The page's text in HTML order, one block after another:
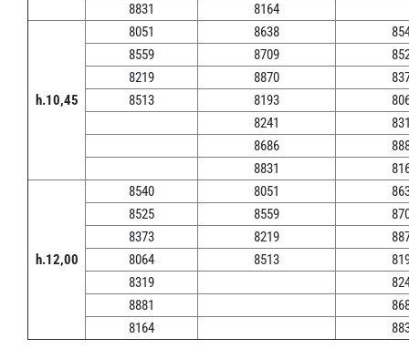
8831
8164
h.10,45
8051 8638
8559
8709
8219
8870
8513
8193
8241
8686
8831
h.12,00
8540 8051
8525
8559
8373
8219
8064
8513
8319
8881
8164